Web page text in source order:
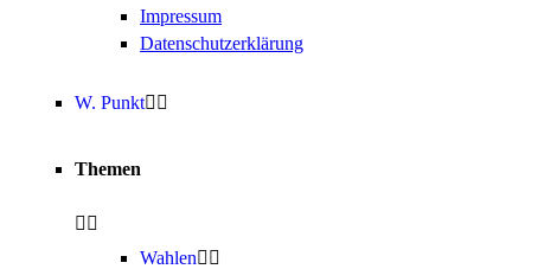
Impressum
Datenschutzerklärung
W. Punkt
Themen
Wahlen